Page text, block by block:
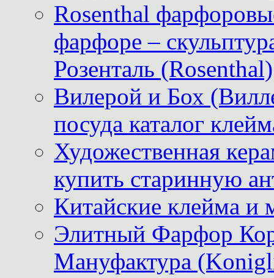
Rosenthal
фарфоре –
Розенталь (Rosenthal)
Вилерой и Бох
посуда каталог
Художественная
купить старинную
Китайские клейма и
Элитный Фарфор
Мануфактура